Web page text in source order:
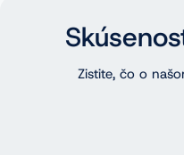
Zistite, čo o